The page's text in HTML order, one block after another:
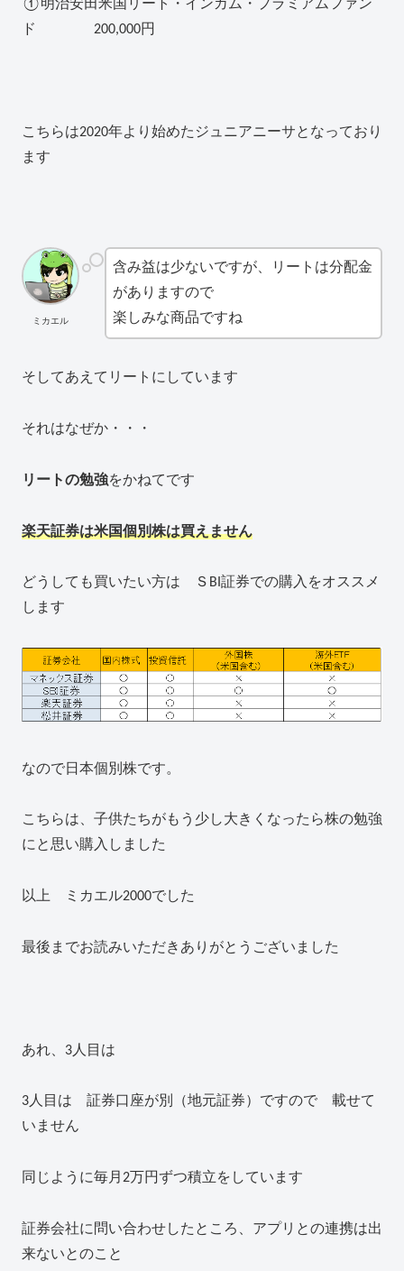
①明治安田米国リート・インカム・プラミアムファン
ド 200,000円
こちらは2020年より始めたジュニアニーサとなっており
ます
ミカエル
含み益は少ないですが、リートは分配金
がありますので
楽しみな商品ですね
そしてあえてリートにしています
それはなぜか・・・
リートの勉強をかねてです
楽天証券は米国個別株は買えません
どうしても買いたい方は ＳBI証券での購入をオススメ
します
なので日本個別株です。
こちらは、子供たちがもう少し大きくなったら株の勉強
にと思い購入しました
以上 ミカエル2000でした
最後までお読みいただきありがとうございました
あれ、3人目は
3人目は 証券口座が別（地元証券）ですので 載せて
いません
同じように毎月2万円ずつ積立をしています
証券会社に問い合わせしたところ、アプリとの連携は出
来ないとのこと